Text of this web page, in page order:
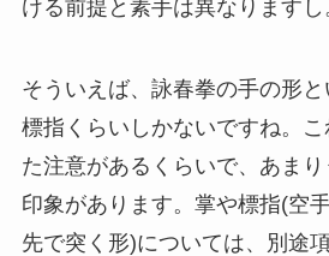
ける前提と素手は異なりますし
そういえば、詠春拳の手の形と
標指くらいしかないですね。
た注意があるくらいで、あま
印象があります。掌や標指(空
先で突く形)については、別途